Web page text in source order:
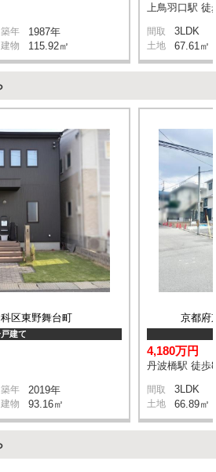
築年 1987年
建物 115.92㎡
上鳥羽口駅 徒
間取 3LDK
土地 67.61㎡
区東野舞台町
建て
築年 2019年
建物 93.16㎡
京都府
4,180万円
丹波橋駅 徒歩
間取 3LDK
土地 66.89㎡